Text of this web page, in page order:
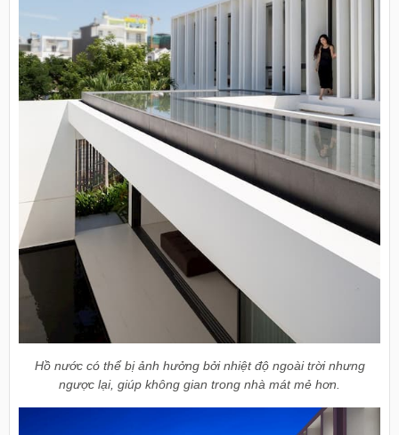
Hồ nước có thể bị ảnh hưởng bởi nhiệt độ ngoài trời nhưng
ngược lại, giúp không gian trong nhà mát mẻ hơn.